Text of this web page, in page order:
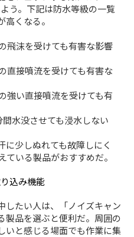
う。下記は防水等級の一覧
くなる。
飛沫を受けても有害な影響
直接噴流を受けても有害な
強い直接噴流を受けても有
水没させても浸水しない
に少しぬれても故障しにく
ている製品がおすすめだ。
込み機能
したい人は、「ノイズキャン
製品を選ぶと便利だ。周囲の
いと感じる場面でも作業に集